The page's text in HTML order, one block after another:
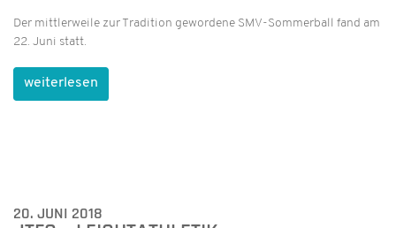
Der mittlerweile zur Tradition gewordene SMV-Sommerball fand am
22. Juni statt.
weiterlesen
20. JUNI 2018